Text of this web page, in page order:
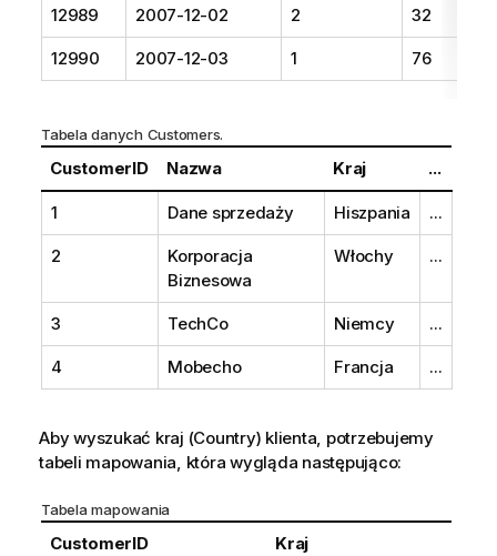
12989 2007-12-02 2 32
12990 2007-12-03 1 76
Tabela danych Customers.
CustomerID Nazwa Kraj ...
1 Dane sprzedaży Hiszpania ...
2
Korporacja
Biznesowa
Włochy ...
3 TechCo Niemcy ...
4 Mobecho Francja ...
Aby wyszukać kraj (Country) klienta, potrzebujemy
tabeli mapowania, która wygląda następująco:
Tabela mapowania
CustomerID Kraj